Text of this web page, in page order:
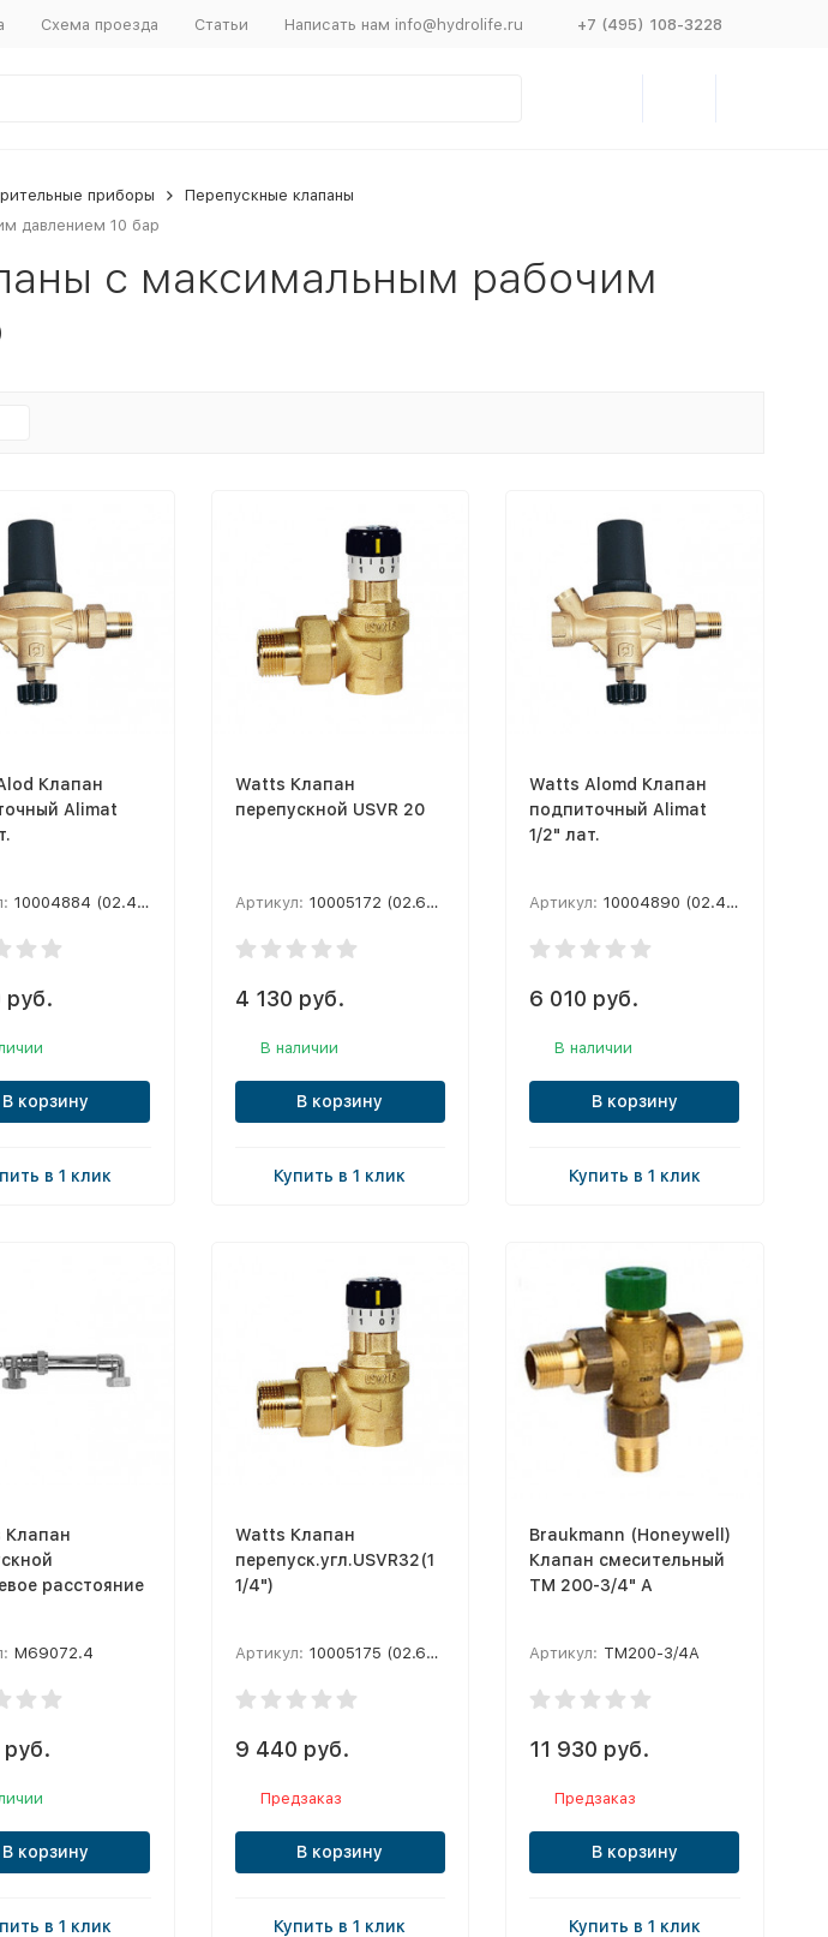
Схема проезда Статьи Написать нам info@hydrolife.ru +7 (495) 108-3228
приборы
Перепускные клапаны
давлением 10 бар
с максимальным рабочим
Клапан
Alimat
10004884 (02.40.115)
руб.
В корзину
в 1 клик
Watts Клапан
перепускной USVR 20
Артикул: 10005172 (02.65.220)
4 130 руб.
В наличии
В корзину
Купить в 1 клик
Watts Alomd Клапан
подпиточный Alimat
1/2" лат.
Артикул: 10004890 (02.40.215)
6 010 руб.
В наличии
В корзину
Купить в 1 клик
Клапан
расстояние
M69072.4
В корзину
в 1 клик
Watts Клапан
перепуск.угл.USVR32(1
1/4")
Артикул: 10005175 (02.65.232)
9 440 руб.
Предзаказ
В корзину
Купить в 1 клик
Braukmann (Honeywell)
Клапан смесительный
TM 200-3/4" A
Артикул: TM200-3/4A
11 930 руб.
Предзаказ
В корзину
Купить в 1 клик